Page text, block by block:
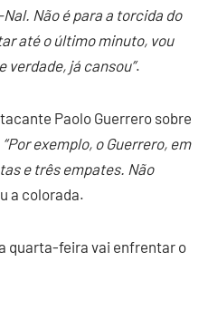
Não é para a torcida do
até o último minuto, vou
verdade, já cansou”.
Paolo Guerrero sobre
“Por exemplo, o Guerrero, em
e três empates. Não
a colorada.
quarta-feira vai enfrentar o